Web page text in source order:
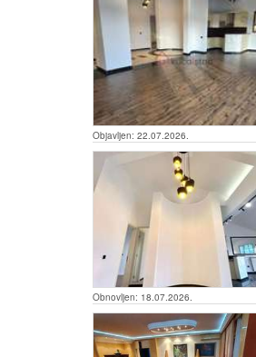
Objavljen: 22.07.2026.
Obnovljen: 18.07.2026.